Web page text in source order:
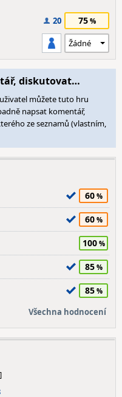
20 75
diskutovat…
uživatel můžete tuto hru
napsat komentář,
ze seznamů (vlastním,
60
60
100
85
85
Všechna hodnocení